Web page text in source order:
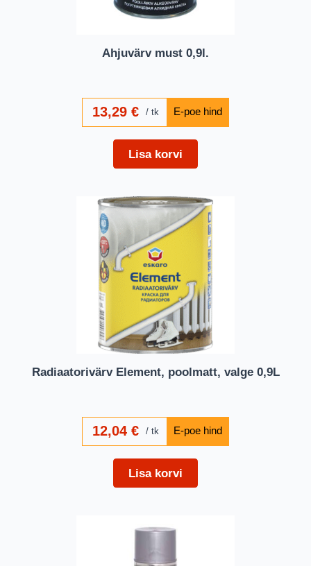
Ahjuvärv must 0,9l.
13,29 € tk
Lisa korvi
Radiaatorivärv Element, poolmatt, valge 0,9L
12,04 € tk
Lisa korvi